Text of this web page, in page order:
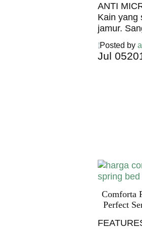
ANTI
Kain yang
jamur.
Posted by
Jul 05
Comforta
Perfect